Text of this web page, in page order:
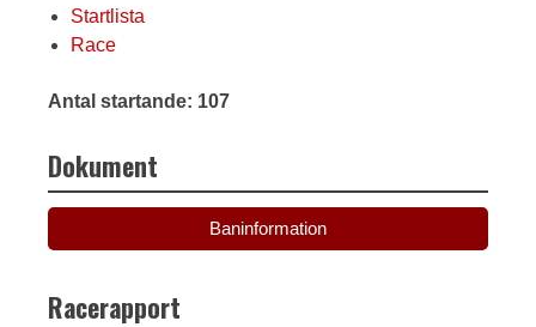
Startlista
Race
Antal startande: 107
Dokument
Baninformation
Racerapport